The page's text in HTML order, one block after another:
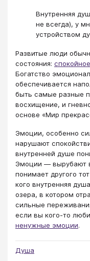
Внутренняя
не всегда), у
устройством
Развитые люди
состояния:
Богатство
обеспечивается
быть самые разные
восхищение, и
основе «Мир
Эмоции, особенно
нарушают
внутренней душе
Эмоции — вырубают
понимает другого
кого внутренняя
озера, в котором
сильные
если вы кого-то
ненужные эмоции.
Душа